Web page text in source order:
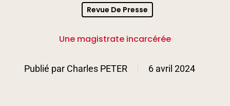
Revue De Presse
Une magistrate incarcérée
Publié par Charles PETER 6 avril 2024